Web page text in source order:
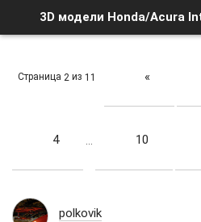
Страница 2 из 11 «
4 … 10
polkovik